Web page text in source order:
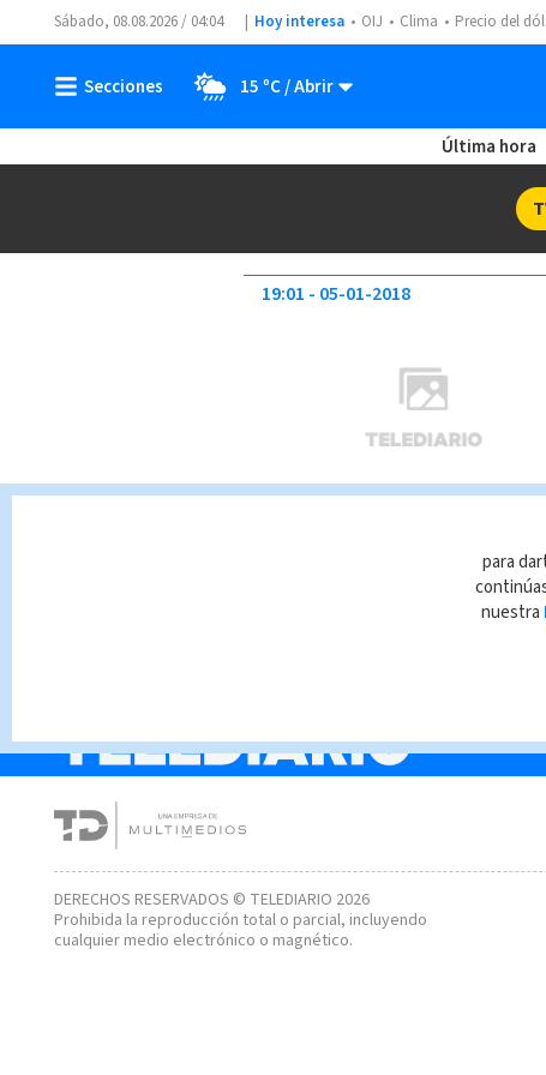
Sábado, 08.08.2026 / 04:04 Hoy interesa OIJ Clima Precio del
15 ºC
Última hora
19:01 05-01-2018
DERECHOS RESERVADOS © TELEDIARIO 2026
Prohibida la reproducción total o parcial, incluyendo
cualquier medio electrónico o magnético.
para
nuestra